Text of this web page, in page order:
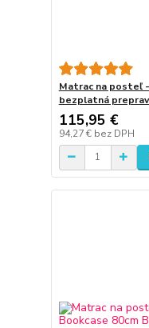
Matrac na posteľ
bezplatná
115,95 €
94,27 € bez DPH